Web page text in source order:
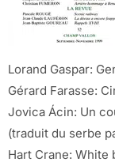
Lorand Gaspar:
Gérard Farasse:
Jovica Ácin: Un
(traduit du serbe
Hart Crane: White